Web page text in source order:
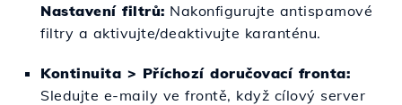
Nastavení filtrů: Nakonfigurujte antispamové
filtry a aktivujte/deaktivujte karanténu.
Kontinuita > Příchozí doručovací fronta:
Sledujte e-maily ve frontě, když cílový server